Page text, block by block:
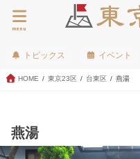
menu
トピックス イベント
HOME 東京23区 台東区 燕湯
燕湯